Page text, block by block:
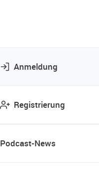
Anmeldung
Registrierung
Podcast-News